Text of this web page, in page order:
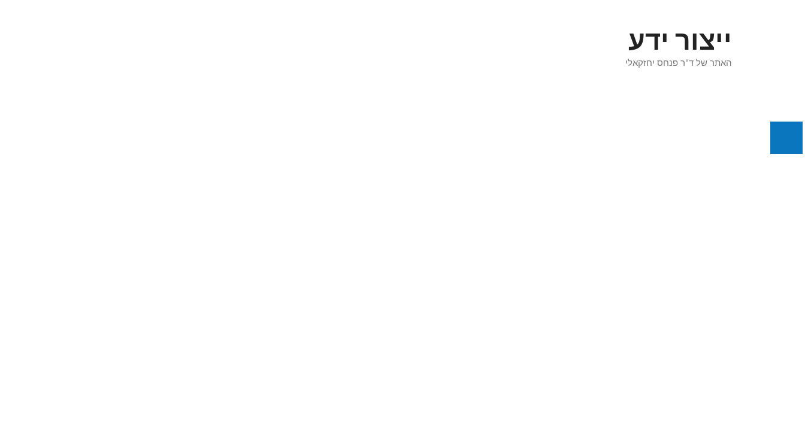
ייצור ידע
האתר של ד"ר פנחס יחזקאלי